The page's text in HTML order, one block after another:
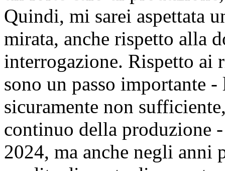
Quindi, mi sarei aspettata
mirata, anche rispetto alla
interrogazione. Rispetto
sono un passo importante
sicuramente non
continuo della produzione
2024, ma anche negli anni